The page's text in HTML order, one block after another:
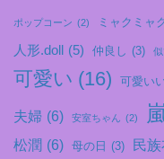
ポップコーン (2) ミャクミャ
人形.doll (5) 仲良し (3)
可愛い (16) 可愛い
夫婦 (6) 安室ちゃん (2)
松潤 (6) 母の日 (3) 民